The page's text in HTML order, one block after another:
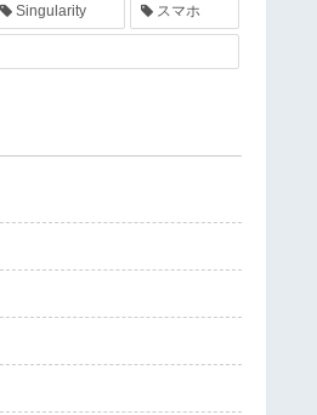
Singularity スマホ